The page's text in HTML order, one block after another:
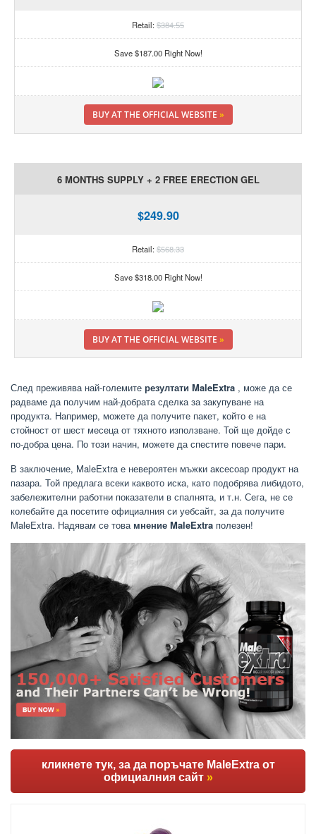
Retail:$384.55
Save $187.00 Right Now!
BUY AT THE OFFICIAL WEBSITE »
6 MONTHS SUPPLY + 2 FREE ERECTION GEL
$249.90
Retail:$568.33
Save $318.00 Right Now!
BUY AT THE OFFICIAL WEBSITE »
След преживява най-големите резултати MaleExtra , може да се
радваме да получим най-добрата сделка за закупуване на
продукта. Например, можете да получите пакет, който е на
стойност от шест месеца от тяхното използване. Той ще дойде с
по-добра цена. По този начин, можете да спестите повече пари.
В заключение, MaleExtra е невероятен мъжки аксесоар продукт на
пазара. Той предлага всеки каквото иска, като подобрява либидото,
забележителни работни показатели в спалнята, и т.н. Сега, не се
колебайте да посетите официалния си уебсайт, за да получите
MaleExtra. Надявам се това мнение MaleExtra полезен!
кликнете тук, за да поръчате MaleExtra от
официалния сайт »